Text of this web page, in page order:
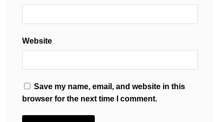
Website
Save my name, email, and website in this
browser for the next time I comment.